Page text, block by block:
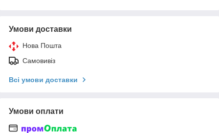
Умови доставки
Нова Пошта
Самовивіз
Всі умови доставки
Умови оплати